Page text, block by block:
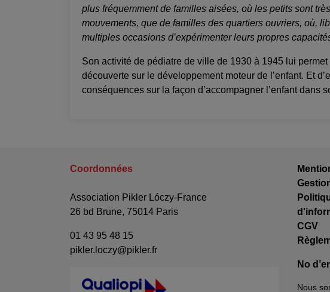
plus fréquemment de familles aisées, où les petits sont
mouvements, que de familles des quartiers ouvriers, où,
multiples occasions d’expérimenter leurs propres
Son activité de pédiatre de ville de 1930 à 1945 lui
découverte sur le développement moteur de l’enfant. Et
conséquences sur la façon d’accompagner l’enfant dans
Coordonnées
Association Pikler Lóczy-France
26 bd Brune, 75014 Paris
01 43 95 48 15
pikler.loczy@pikler.fr
CGV
No
Nous